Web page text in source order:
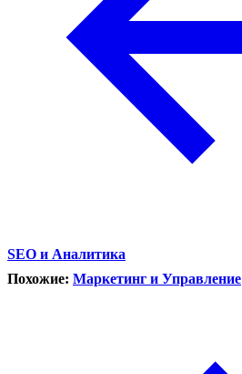
SEO и Аналитика
Похожие: Маркетинг и Управление